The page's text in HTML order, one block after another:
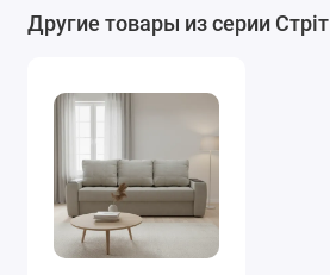
Другие товары из серии Стріт